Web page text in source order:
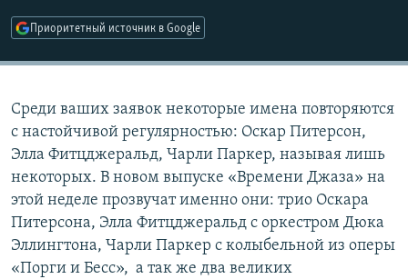
Приоритетный источник в Google
Среди ваших заявок некоторые имена повторяются
с настойчивой регулярностью: Оскар Питерсон,
Элла Фитцджеральд, Чарли Паркер, называя лишь
некоторых. В новом выпуске «Времени Джаза» на
этой неделе прозвучат именно они: трио Оскара
Питерсона, Элла Фитцджеральд с оркестром Дюка
Эллингтона, Чарли Паркер с колыбельной из оперы
«Порги и Бесс», а так же два великих